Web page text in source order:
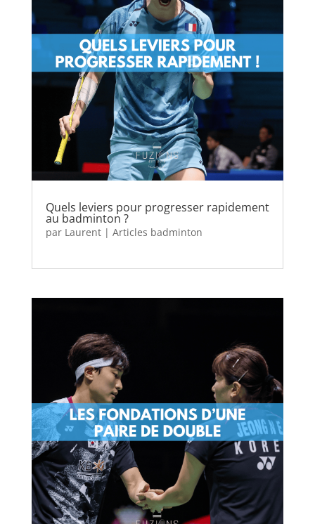
Quels leviers pour progresser rapidement
au badminton ?
par Laurent| Articles badminton